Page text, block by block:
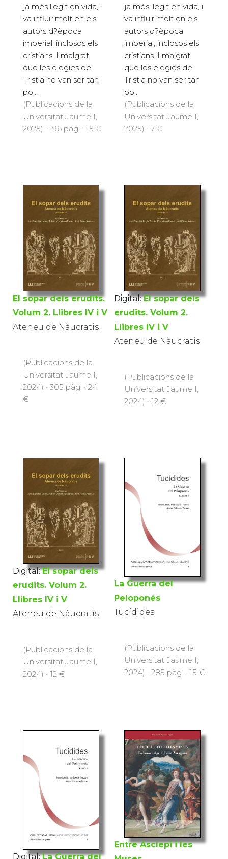
ja més llegit en vida, i
va influir molt en els
autors d?època
imperial, inclosos els
cristians. I malgrat
que les elegies de
Tristia no van ser tan
po...
(Publicacions de la
Universitat Jaume I,
2025) · 196 pàg. · 15 €
ja més llegit en vida, i
va influir molt en els
autors d?època
imperial, inclosos els
cristians. I malgrat
que les elegies de
Tristia no van ser tan
po...
(Publicacions de la
Universitat Jaume I,
2025) · 7 €
El sopar dels erudits.
Volum 2. Llibres IV i V
Ateneu de Nàucratis
(Publicacions de la
Universitat Jaume I,
2024) · 305 pàg. · 24
€
Digital: El sopar dels
erudits. Volum 2.
Llibres IV i V
Ateneu de Nàucratis
(Publicacions de la
Universitat Jaume I,
2024) · 12 €
Digital: El sopar dels
erudits. Volum 2.
Llibres IV i V
Ateneu de Nàucratis
(Publicacions de la
Universitat Jaume I,
2024) · 12 €
La Guerra del
Peloponés
Tucídides
(Publicacions de la
Universitat Jaume I,
2024) · 285 pàg. · 15 €
Digital: La Guerra del
Entre Asclepi i les